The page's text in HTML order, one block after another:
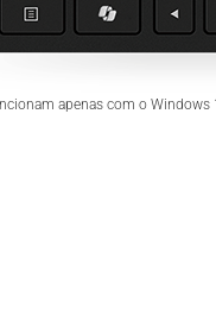
apenas com o